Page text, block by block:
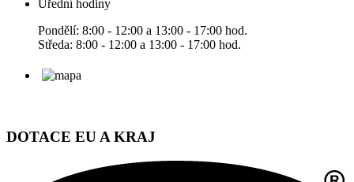
Úřední hodiny
Pondělí: 8:00 - 12:00 a 13:00 - 17:00 hod.
Středa: 8:00 - 12:00 a 13:00 - 17:00 hod.
DOTACE EU A KRAJ